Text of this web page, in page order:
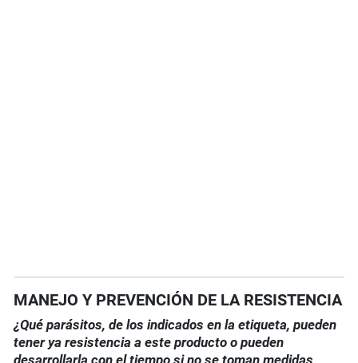
MANEJO Y PREVENCIÓN DE LA RESISTENCIA
¿Qué parásitos, de los indicados en la etiqueta, pueden
tener ya resistencia a este producto o pueden